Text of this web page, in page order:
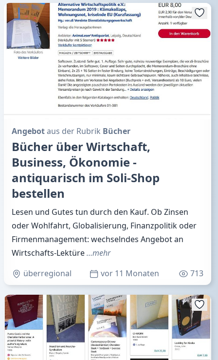
Angebotaus der Rubrik Bücher
Bücher über Wirtschaft,
Business, Ökonomie -
antiquarisch im Soli-Shop
bestellen
Lesen und Gutes tun durch den Kauf. Ob Zinsen
oder Wohlfahrt, Globalisierung, Finanzpolitik oder
Firmenmanagement: wechselndes Angebot an
Wirtschafts-Lektüre…mehr
überregional
vor 11 Monaten 713